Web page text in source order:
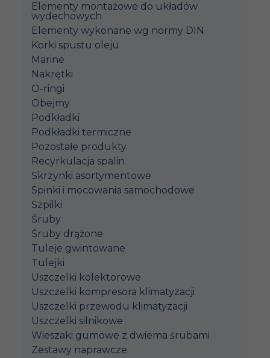
Elementy montażowe do układów
wydechowych
Elementy wykonane wg normy DIN
Korki spustu oleju
Marine
Nakrętki
O-ringi
Obejmy
Podkładki
Podkładki termiczne
Pozostałe produkty
Recyrkulacja spalin
Skrzynki asortymentowe
Spinki i mocowania samochodowe
Szpilki
Śruby
Śruby drążone
Tuleje gwintowane
Tulejki
Uszczelki kolektorowe
Uszczelki kompresora klimatyzacji
Uszczelki przewodu klimatyzacji
Uszczelki silnikowe
Wieszaki gumowe z dwiema śrubami
Zestawy naprawcze